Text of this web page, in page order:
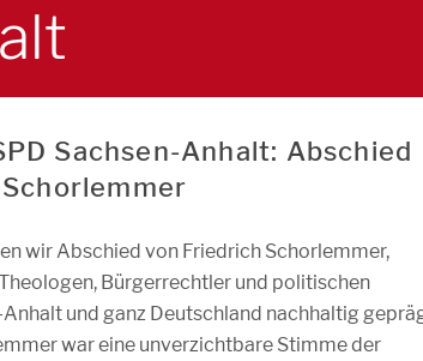
Sachsen-Anhalt: Abschied
wir Abschied von Friedrich Schorlemmer,
Bürgerrechtler und politischen
Anhalt und ganz Deutschland nachhaltig
war eine unverzichtbare Stimme der